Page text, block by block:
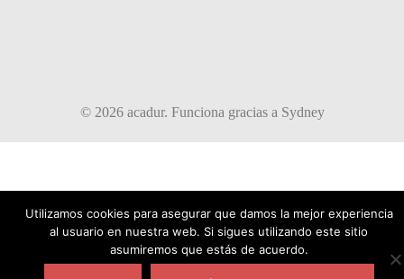
© 2026 acadur. Funciona gracias a Sydney
Utilizamos cookies para asegurar que damos la mejor experiencia
al usuario en nuestra web. Si sigues utilizando este sitio
asumiremos que estás de acuerdo.